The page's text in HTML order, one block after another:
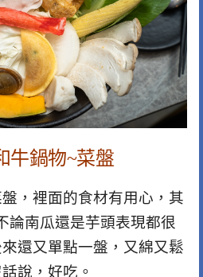
牛鍋物~菜盤
，裡面的食材有用心，其
論南瓜還是芋頭表現都很
還又單點一盤，又綿又鬆
說，好吃。